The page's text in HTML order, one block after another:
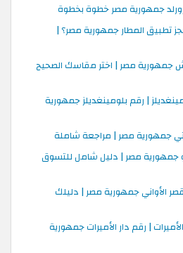
جمهورية مصر خطوة بخطوة
تطبيق المطار جمهورية مصر؟ |
جمهورية مصر | اختر مقاسك الصحيح
| رقم بلومينغديلز جمهورية
جمهورية مصر | مراجعة شاملة
جمهورية مصر | دليل شامل للتسوق
الأواني جمهورية مصر | دليلك
| رقم دار الأميرات جمهورية